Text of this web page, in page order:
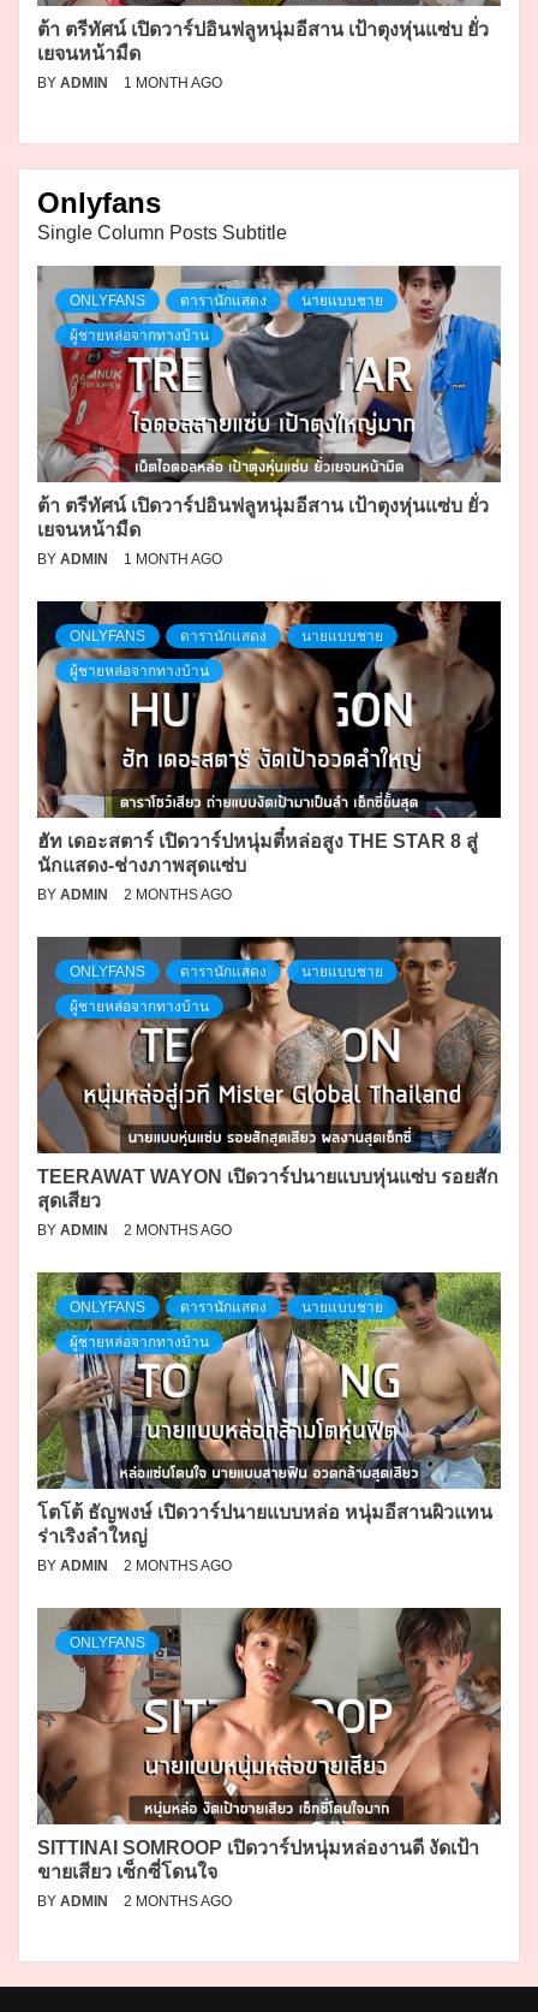
ต้า ตรีทัศน์ เปิดวาร์ปอินฟลูหนุ่มอีสาน เป้าตุงหุ่นแซ่บ ยั่ว
เยจนหน้ามืด
BY ADMIN 1 MONTH AGO
Onlyfans
Single Column Posts Subtitle
ONLYFANS ดารานักแสดง นายแบบชาย
ผู้ชายหล่อจากทางบ้าน
ต้า ตรีทัศน์ เปิดวาร์ปอินฟลูหนุ่มอีสาน เป้าตุงหุ่นแซ่บ ยั่ว
เยจนหน้ามืด
BY ADMIN 1 MONTH AGO
ONLYFANS ดารานักแสดง นายแบบชาย
ผู้ชายหล่อจากทางบ้าน
ฮัท เดอะสตาร์ เปิดวาร์ปหนุ่มตี๋หล่อสูง THE STAR 8 สู่
นักแสดง-ช่างภาพสุดแซ่บ
BY ADMIN 2 MONTHS AGO
ONLYFANS ดารานักแสดง นายแบบชาย
ผู้ชายหล่อจากทางบ้าน
TEERAWAT WAYON เปิดวาร์ปนายแบบหุ่นแซ่บ รอยสัก
สุดเสียว
BY ADMIN 2 MONTHS AGO
ONLYFANS ดารานักแสดง นายแบบชาย
ผู้ชายหล่อจากทางบ้าน
โตโต้ ธัญพงษ์ เปิดวาร์ปนายแบบหล่อ หนุ่มอีสานผิวแทน
ร่าเริงลำใหญ่
BY ADMIN 2 MONTHS AGO
ONLYFANS
SITTINAI SOMROOP เปิดวาร์ปหนุ่มหล่องานดี งัดเป้า
ขายเสียว เซ็กซี่โดนใจ
BY ADMIN 2 MONTHS AGO